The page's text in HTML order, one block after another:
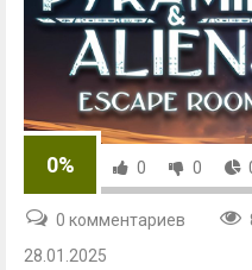
0% 0 0
0 комментариев
28.01.2025